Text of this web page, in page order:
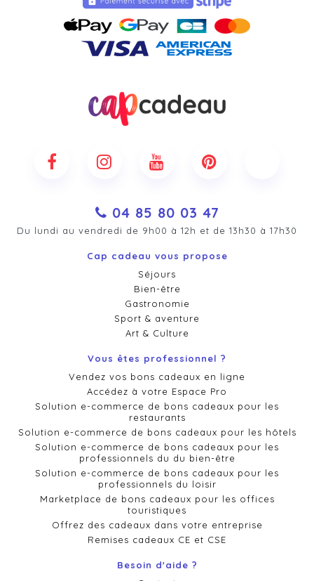
04 85 80 03 47
Du lundi au vendredi de 9h00 à 12h et de 13h30 à 17h30
Cap cadeau vous propose
Séjours
Bien-être
Gastronomie
Sport & aventure
Art & Culture
Vous êtes professionnel ?
Vendez vos bons cadeaux en ligne
Accédez à votre Espace Pro
Solution e-commerce de bons cadeaux pour les
restaurants
Solution e-commerce de bons cadeaux pour les hôtels
Solution e-commerce de bons cadeaux pour les
professionnels du du bien-être
Solution e-commerce de bons cadeaux pour les
professionnels du loisir
Marketplace de bons cadeaux pour les offices
touristiques
Offrez des cadeaux dans votre entreprise
Remises cadeaux CE et CSE
Besoin d'aide ?